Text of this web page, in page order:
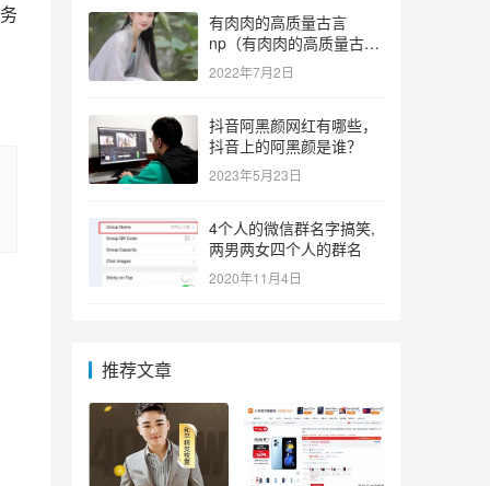
有肉肉的高质量古言
np（有肉肉的高质量古言
np推荐）
2022年7月2日
抖音阿黑颜网红有哪些，
抖音上的阿黑颜是谁？
2023年5月23日
4个人的微信群名字搞笑,
两男两女四个人的群名
2020年11月4日
推荐文章